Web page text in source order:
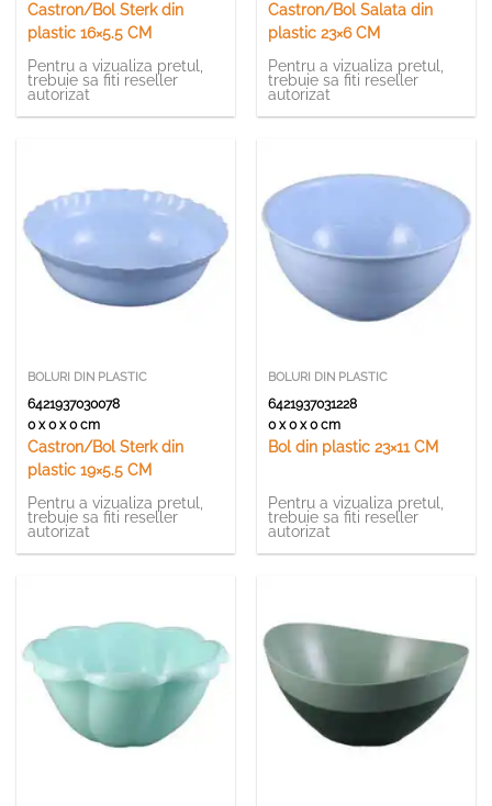
Castron/Bol Sterk din
plastic 16×5.5 CM
Pentru a vizualiza pretul,
trebuie sa fiti reseller
autorizat
Castron/Bol Salata din
plastic 23×6 CM
Pentru a vizualiza pretul,
trebuie sa fiti reseller
autorizat
BOLURI DIN PLASTIC
6421937030078
0 x 0 x 0 cm
Castron/Bol Sterk din
plastic 19×5.5 CM
Pentru a vizualiza pretul,
trebuie sa fiti reseller
autorizat
BOLURI DIN PLASTIC
6421937031228
0 x 0 x 0 cm
Bol din plastic 23×11 CM
Pentru a vizualiza pretul,
trebuie sa fiti reseller
autorizat